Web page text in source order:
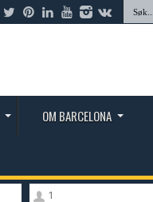
OM BARCELONA
1